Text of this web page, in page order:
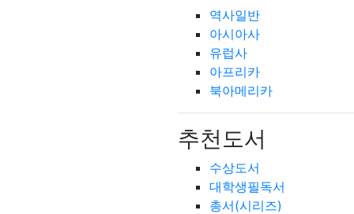
역사일반
아시아사
유럽사
아프리카
북아메리카
추천도서
수상도서
대학생필독서
총서(시리즈)